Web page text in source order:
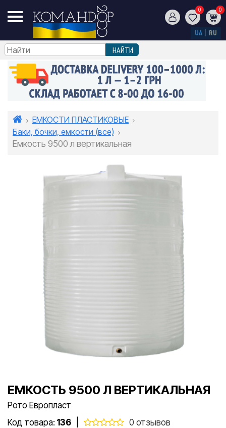
0 0
UA RU
ЕМКОСТИ ПЛАСТИКОВЫЕ
Баки, бочки, емкости (все)
Емкость 9500 л вертикальная
ЕМКОСТЬ 9500 Л ВЕРТИКАЛЬНАЯ
Рото Европласт
Код товара: 136 0 отзывов